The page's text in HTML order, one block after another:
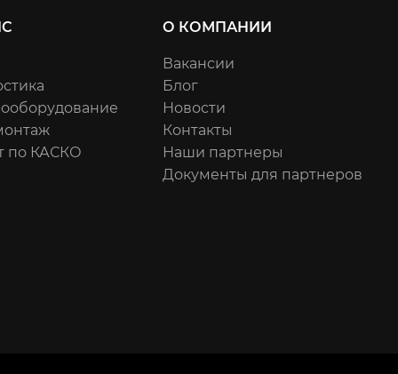
по КАСКО
О КОМПАНИИ
Вакансии
Блог
Новости
Контакты
Наши партнеры
Документы для партнеров